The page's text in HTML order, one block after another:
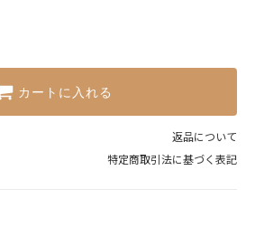
カートに入れる
返品について
特定商取引法に基づく表記